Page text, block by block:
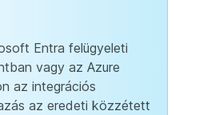
Entra felügyeleti
vagy az Azure
az integrációs
az eredeti közzétett